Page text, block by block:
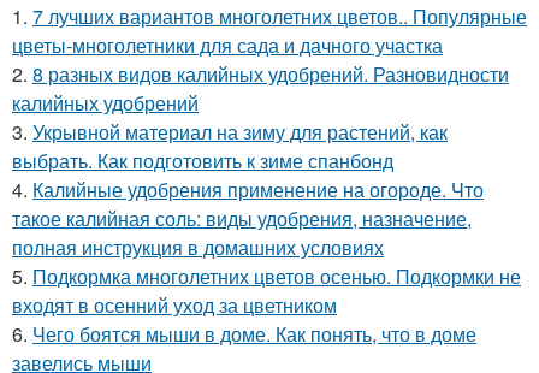
1. 7 лучших вариантов многолетних цветов.. Популярные
цветы-многолетники для сада и дачного участка
2. 8 разных видов калийных удобрений. Разновидности
калийных удобрений
3. Укрывной материал на зиму для растений, как
выбрать. Как подготовить к зиме спанбонд
4. Калийные удобрения применение на огороде. Что
такое калийная соль: виды удобрения, назначение,
полная инструкция в домашних условиях
5. Подкормка многолетних цветов осенью. Подкормки не
входят в осенний уход за цветником
6. Чего боятся мыши в доме. Как понять, что в доме
завелись мыши